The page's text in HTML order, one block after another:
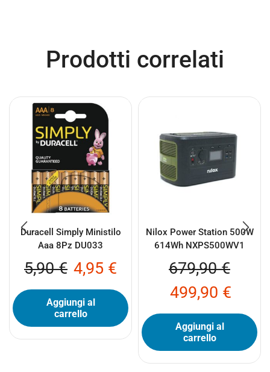
Prodotti correlati
Duracell Simply Ministilo
Aaa 8Pz DU033
5,90€ 4,95 €
Aggiungi al
carrello
Nilox Power Station 500W
614Wh NXPS500WV1
679,90€
499,90 €
Aggiungi al
carrello